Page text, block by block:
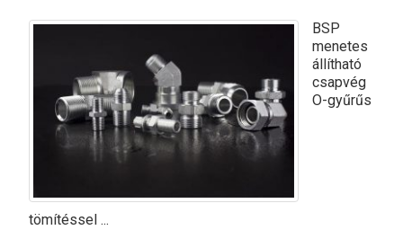
BSP
menetes
állítható
csapvég
O-gyűrűs
tömítéssel ...